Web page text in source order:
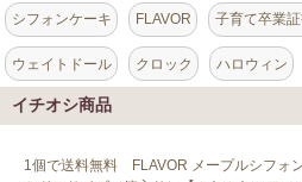
シフォンケーキ FLAVOR 子育て卒業
ウェイトドール クロック ハロウィン
イチオシ商品
1個で送料無料 FLAVOR メープルシフォ